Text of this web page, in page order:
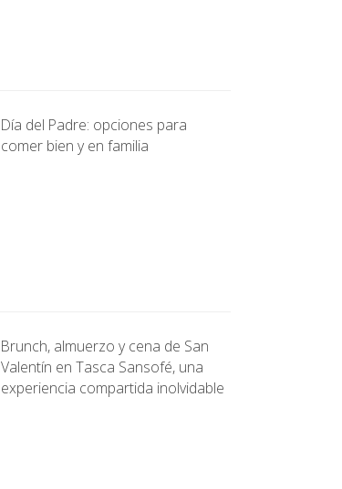
Día del Padre: opciones para
comer bien y en familia
Brunch, almuerzo y cena de San
Valentín en Tasca Sansofé, una
experiencia compartida inolvidable